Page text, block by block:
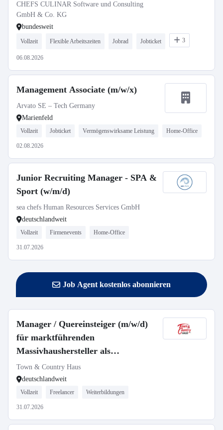
CHEFS CULINAR Software und Consulting
GmbH & Co. KG
bundesweit
Vollzeit Flexible Arbeitszeiten Jobrad Jobticket 3
06.08.2026
Management Associate (m/w/x)
Arvato SE – Tech Germany
Marienfeld
Vollzeit Jobticket Vermögenswirksame Leistung Home-Office
02.08.2026
Junior Recruiting Manager - SPA &
Sport (w/m/d)
sea chefs Human Resources Services GmbH
deutschlandweit
Vollzeit Firmenevents Home-Office
31.07.2026
Job Agent kostenlos abonnieren
Manager / Quereinsteiger (m/w/d)
für marktführenden
Massivhaushersteller als
selbstständiger Gebietsleiter
Town & Country Haus
deutschlandweit
Vollzeit Freelancer Weiterbildungen
31.07.2026